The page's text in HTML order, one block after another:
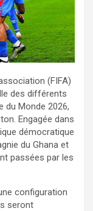
(FIFA)
des différents
du Monde 2026,
Engagée dans
démocratique
du Ghana et
passées par les
configuration
seront